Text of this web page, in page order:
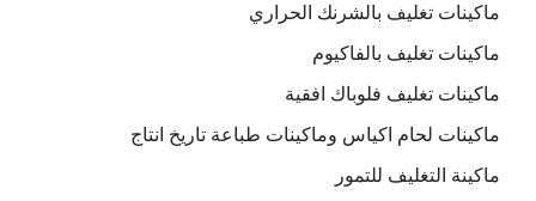
ماكينات تغليف بالشرنك الحراري
ماكينات تغليف بالفاكيوم
ماكينات تغليف فلوباك افقية
ماكينات لحام اكياس وماكينات طباعة تاريخ انتاج
ماكينة التغليف للتمور